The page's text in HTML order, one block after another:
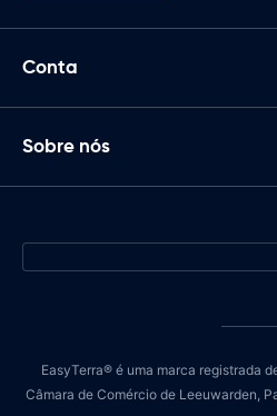
Conta
Sobre nós
EasyTerra® é uma marca registrada
Câmara de Comércio de Leeuwarden,